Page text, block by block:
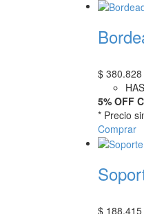
$ 380.828
5% OFF
* Precio
Comprar
$ 188.415